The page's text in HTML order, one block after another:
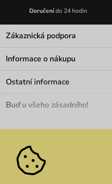
Doručenído 24 hodin
Zákaznická podpora
Informace o nákupu
Materiály a údržba
Pozáruční opravy
Ostatní informace
Velkoobchod
We Care
Dárkové poukazy
Vuchlook
Buď u všeho zásadního!
Zásady ochrany osobních údajů